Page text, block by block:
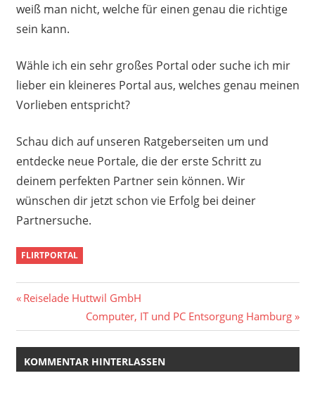
weiß man nicht, welche für einen genau die richtige
sein kann.
Wähle ich ein sehr großes Portal oder suche ich mir
lieber ein kleineres Portal aus, welches genau meinen
Vorlieben entspricht?
Schau dich auf unseren Ratgeberseiten um und
entdecke neue Portale, die der erste Schritt zu
deinem perfekten Partner sein können. Wir
wünschen dir jetzt schon vie Erfolg bei deiner
Partnersuche.
FLIRTPORTAL
Beitragsnavigation
Vorheriger
Reiselade Huttwil GmbH
Nächster
Beitrag:
Computer, IT und PC Entsorgung Hamburg
KOMMENTAR HINTERLASSEN